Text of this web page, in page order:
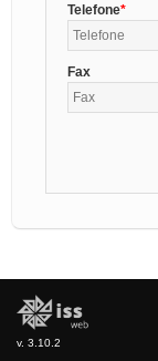
Telefone
Fax
v. 3.10.2